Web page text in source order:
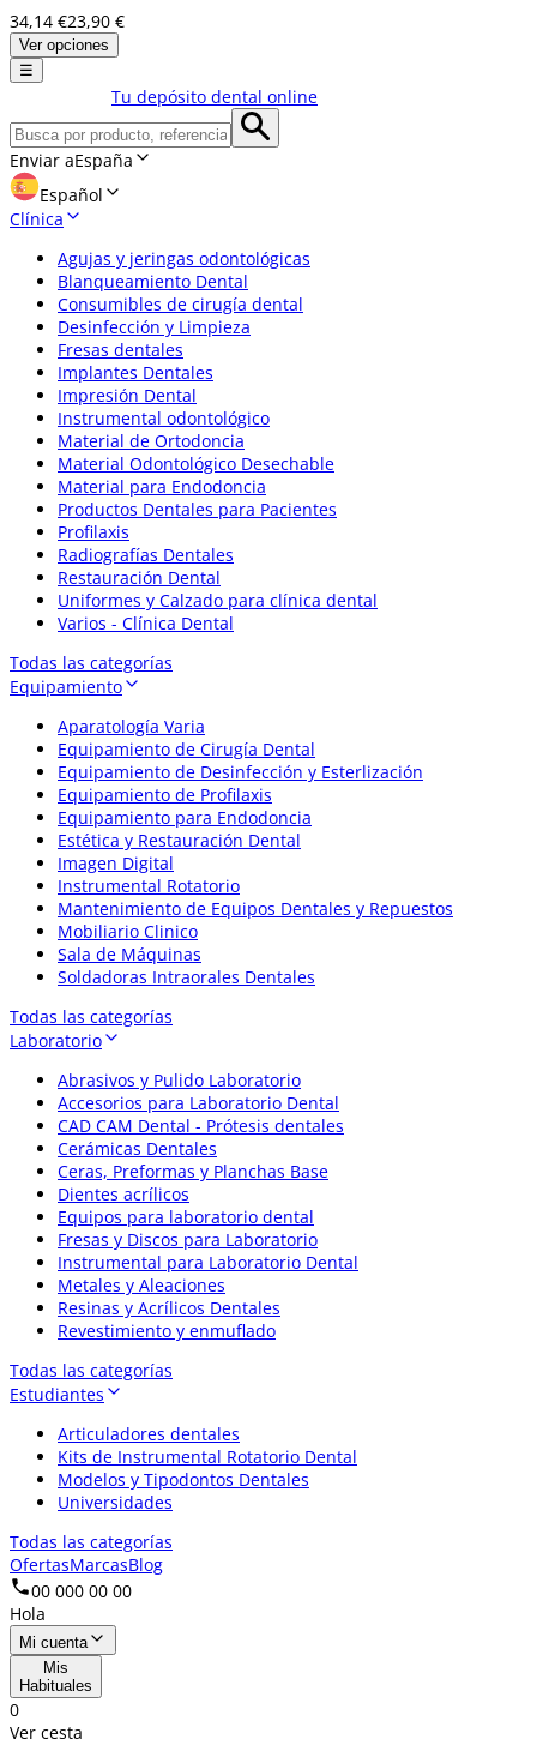
34,14 €23,90 €
Ver opciones
☰
Tu depósito dental online
Enviar aEspaña
Español
Clínica
Agujas y jeringas odontológicas
Blanqueamiento Dental
Consumibles de cirugía dental
Desinfección y Limpieza
Fresas dentales
Implantes Dentales
Impresión Dental
Instrumental odontológico
Material de Ortodoncia
Material Odontológico Desechable
Material para Endodoncia
Productos Dentales para Pacientes
Profilaxis
Radiografías Dentales
Restauración Dental
Uniformes y Calzado para clínica dental
Varios - Clínica Dental
Todas las categorías
Equipamiento
Aparatología Varia
Equipamiento de Cirugía Dental
Equipamiento de Desinfección y Esterlización
Equipamiento de Profilaxis
Equipamiento para Endodoncia
Estética y Restauración Dental
Imagen Digital
Instrumental Rotatorio
Mantenimiento de Equipos Dentales y Repuestos
Mobiliario Clinico
Sala de Máquinas
Soldadoras Intraorales Dentales
Todas las categorías
Laboratorio
Abrasivos y Pulido Laboratorio
Accesorios para Laboratorio Dental
CAD CAM Dental - Prótesis dentales
Cerámicas Dentales
Ceras, Preformas y Planchas Base
Dientes acrílicos
Equipos para laboratorio dental
Fresas y Discos para Laboratorio
Instrumental para Laboratorio Dental
Metales y Aleaciones
Resinas y Acrílicos Dentales
Revestimiento y enmuflado
Todas las categorías
Estudiantes
Articuladores dentales
Kits de Instrumental Rotatorio Dental
Modelos y Tipodontos Dentales
Universidades
Todas las categorías
OfertasMarcasBlog
00 000 00 00
Hola
Mi cuenta
Mis
Habituales
0
Ver cesta